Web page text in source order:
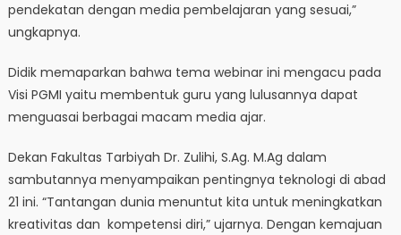
pendekatan dengan media pembelajaran yang sesuai,”
ungkapnya.
Didik memaparkan bahwa tema webinar ini mengacu pada
Visi PGMI yaitu membentuk guru yang lulusannya dapat
menguasai berbagai macam media ajar.
Dekan Fakultas Tarbiyah Dr. Zulihi, S.Ag. M.Ag dalam
sambutannya menyampaikan pentingnya teknologi di abad
21 ini. “Tantangan dunia menuntut kita untuk meningkatkan
kreativitas dan kompetensi diri,” ujarnya. Dengan kemajuan